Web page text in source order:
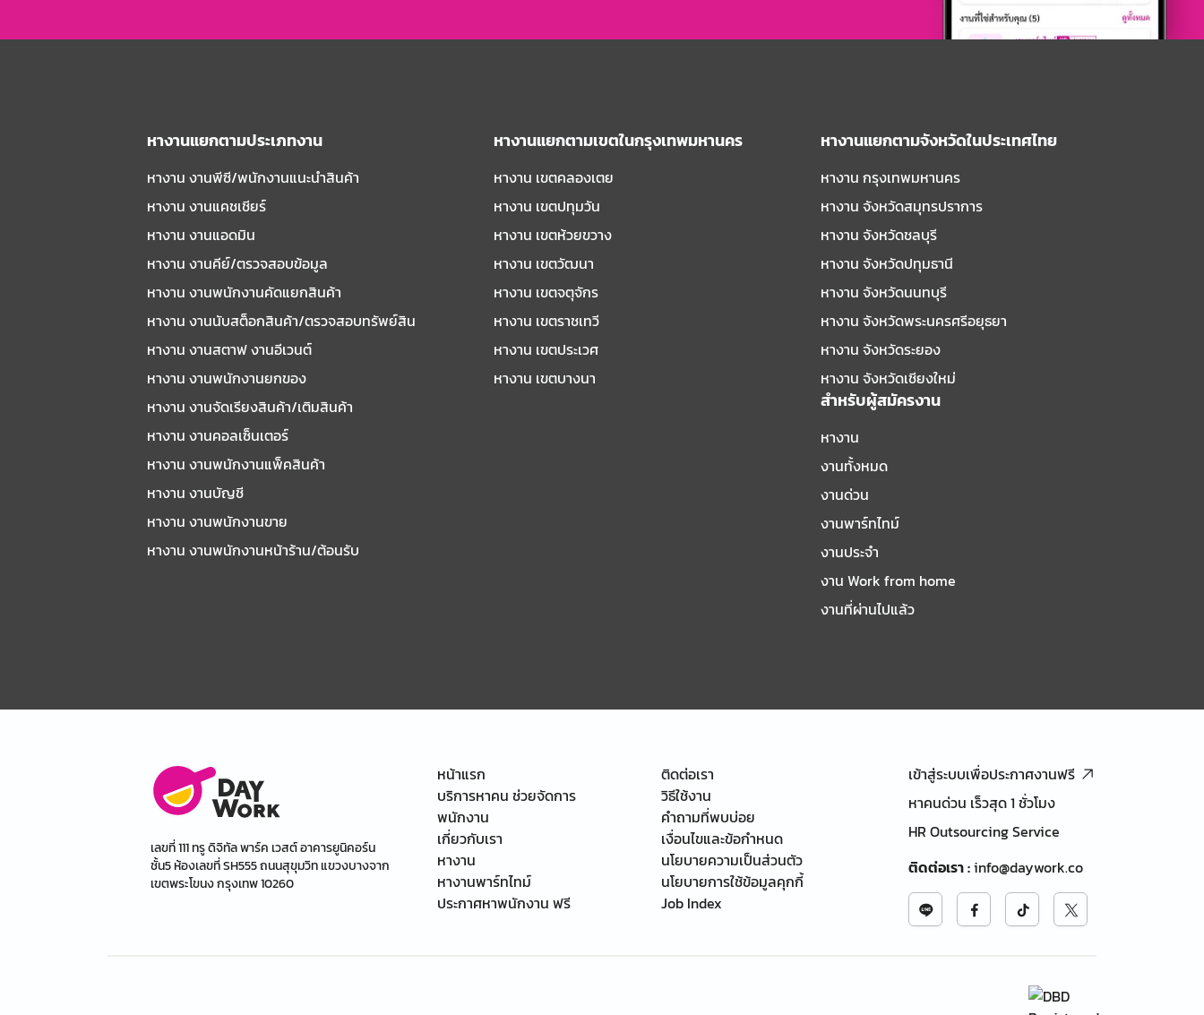
หางานแยกตามประเภทงาน
หางาน งานพีซี/พนักงานแนะนําสินค้า
หางาน งานแคชเชียร์
หางาน งานแอดมิน
หางาน งานคีย์/ตรวจสอบข้อมูล
หางาน งานพนักงานคัดแยกสินค้า
หางาน งานนับสต็อกสินค้า/ตรวจสอบทรัพย์สิน
หางาน งานสตาฟ งานอีเวนต์
หางาน งานพนักงานยกของ
หางาน งานจัดเรียงสินค้า/เติมสินค้า
หางาน งานคอลเซ็นเตอร์
หางาน งานพนักงานแพ็คสินค้า
หางาน งานบัญชี
หางาน งานพนักงานขาย
หางาน งานพนักงานหน้าร้าน/ต้อนรับ
หางานแยกตามเขตในกรุงเทพมหานคร
หางาน เขตคลองเตย
หางาน เขตปทุมวัน
หางาน เขตห้วยขวาง
หางาน เขตวัฒนา
หางาน เขตจตุจักร
หางาน เขตราชเทวี
หางาน เขตประเวศ
หางาน เขตบางนา
หางานแยกตามจังหวัดในประเทศไทย
หางาน กรุงเทพมหานคร
หางาน จังหวัดสมุทรปราการ
หางาน จังหวัดชลบุรี
หางาน จังหวัดปทุมธานี
หางาน จังหวัดนนทบุรี
หางาน จังหวัดพระนครศรีอยุธยา
หางาน จังหวัดระยอง
หางาน จังหวัดเชียงใหม่
สำหรับผู้สมัครงาน
หางาน
งานทั้งหมด
งานด่วน
งานพาร์ทไทม์
งานประจำ
งาน Work from home
งานที่ผ่านไปแล้ว
เลขที่ 111 ทรู ดิจิทัล พาร์ค เวสต์ อาคารยูนิคอร์น
ชั้น5 ห้องเลขที่ SH555 ถนนสุขุมวิท แขวงบางจาก
เขตพระโขนง กรุงเทพ 10260
หน้าแรก
บริการหาคน ช่วยจัดการ
พนักงาน
เกี่ยวกับเรา
หางาน
หางานพาร์ทไทม์
ประกาศหาพนักงาน ฟรี
ติดต่อเรา
วิธีใช้งาน
คำถามที่พบบ่อย
เงื่อนไขและข้อกำหนด
นโยบายความเป็นส่วนตัว
นโยบายการใช้ข้อมูลคุกกี้
Job Index
เข้าสู่ระบบเพื่อประกาศงานฟรี
หาคนด่วน เร็วสุด 1 ชั่วโมง
HR Outsourcing Service
ติดต่อเรา:info@daywork.co